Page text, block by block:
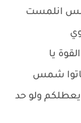
شمس انلمست
يا
شمس
ولو حد